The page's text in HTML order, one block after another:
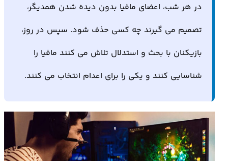
در هر شب، اعضای مافیا بدون دیده شدن همدیگر،
تصمیم می گیرند چه کسی حذف شود. سپس در روز،
بازیکنان با بحث و استدلال تلاش می کنند مافیا را
شناسایی کنند و یکی را برای اعدام انتخاب می کنند.